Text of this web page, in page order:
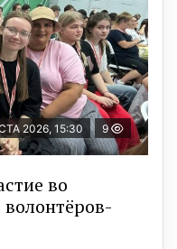
2026, 15:30 9
во